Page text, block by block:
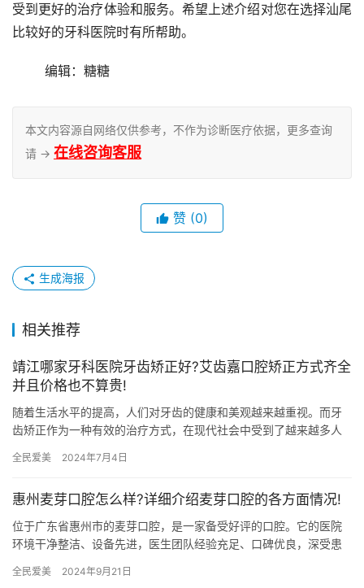
受到更好的治疗体验和服务。希望上述介绍对您在选择汕尾
比较好的牙科医院时有所帮助。
	编辑：糖糖
本文内容源自网络仅供参考，不作为诊断医疗依据，更多查询
请 → 在线咨询客服
赞 (0)
生成海报
相关推荐
靖江哪家牙科医院牙齿矫正好?艾齿嘉口腔矫正方式齐全
并且价格也不算贵!
随着生活水平的提高，人们对牙齿的健康和美观越来越重视。而牙
齿矫正作为一种有效的治疗方式，在现代社会中受到了越来越多人
正成效…
全民爱美 2024年7月4日
惠州麦芽口腔怎么样?详细介绍麦芽口腔的各方面情况!
位于广东省惠州市的麦芽口腔，是一家备受好评的口腔。它的医院
环境干净整洁、设备先进，医生团队经验充足、口碑优良，深受患
您对这…
全民爱美 2024年9月21日